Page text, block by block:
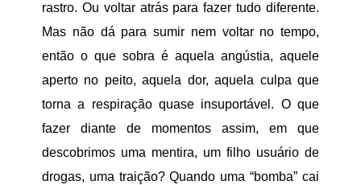
rastro. Ou voltar atrás para fazer tudo diferente.
Mas não dá para sumir nem voltar no tempo,
então o que sobra é aquela angústia, aquele
aperto no peito, aquela dor, aquela culpa que
torna a respiração quase insuportável. O que
fazer diante de momentos assim, em que
descobrimos uma mentira, um filho usuário de
drogas, uma traição? Quando uma “bomba” cai